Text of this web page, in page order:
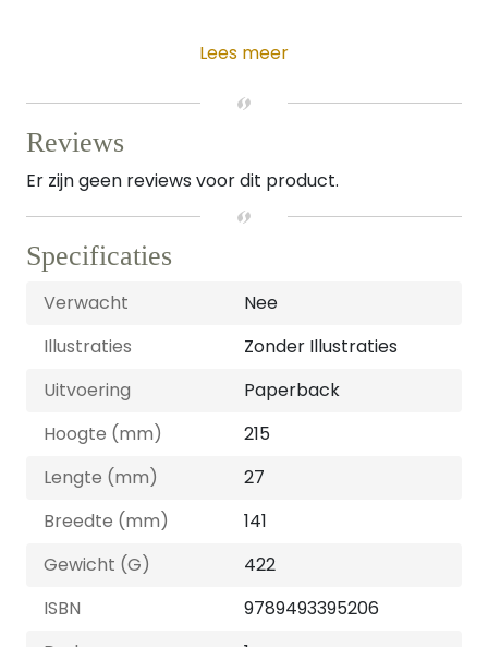
Lees meer
Reviews
Er zijn geen reviews voor dit product.
Specificaties
Verwacht
Nee
Illustraties
Zonder Illustraties
Uitvoering
Paperback
Hoogte (mm)
215
Lengte (mm)
27
Breedte (mm)
141
Gewicht (G)
422
ISBN
9789493395206